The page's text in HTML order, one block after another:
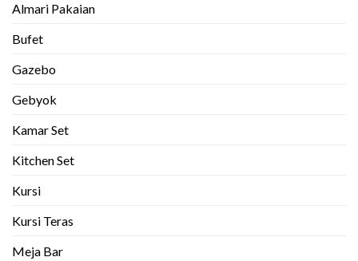
Almari Pakaian
Bufet
Gazebo
Gebyok
Kamar Set
Kitchen Set
Kursi
Kursi Teras
Meja Bar